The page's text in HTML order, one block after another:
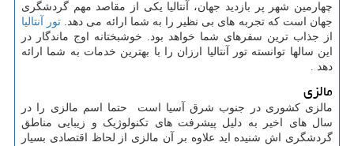
چهارمین شهر پر بازدید جهان، آنتالیا یکی از مقاصد مهم گردشگری
جهان است که تجربه های بی نظیر را به شما ارائه می دهد. تور آنتالیا
از جذاب ترین سفرهای شما خواهد بود. خوشبختانه اوج ماندگار در
این سالها توانسته تور آنتالیا ارزان را با بهترین خدمات به شما ارائه
دهد .
مالزی
مالزی کشوری در جنوب شرق آسیا است حتما اسم مالزی را در
سال های اخیر به دلیل پیشرفت های تکنولوژیک و زیبایی مناطق
گردشگری اش شنیده اید علاوه بر آن مالزی از لحاظ اقتصادی بسیار